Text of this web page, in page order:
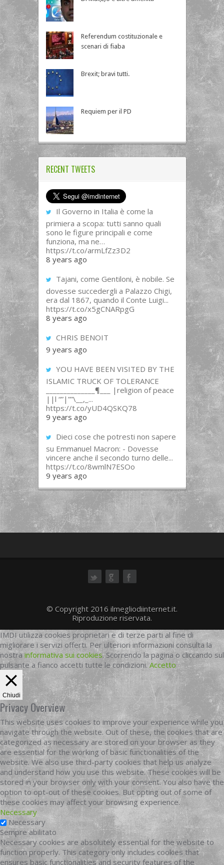
Referendum costituzionale e
scenari di fiaba
Brexit; bravi tutti.
Requiem per il PD
RECENT TWEETS
Il Governo in Italia è come la
primiera a scopa: tutti sanno quali
sono le figure principali e come
funziona, ma ne…
https://t.co/armLfZz3D2
8 years ago
Tajani, come Gentiloni, è nobile. Se
dovesse succedergli a Palazzo Chigi,
era dal 1867, quando il Conte Luigi...
https://t.co/x5gCNARpgG
8 years ago
CHRIS BENOIT
9 years ago
YOU HAVE BEEN VISITED BY THE
ISLAMIC TRUCK OF TOLERANCE
______________¶___ |religion of peace
||l “”|””\__,_...
https://t.co/yUD4QSKQ78
9 years ago
Dieci cose che potresti non sapere
su Emmanuel Macron: - Dovesse
vincere anche il secondo turno delle...
https://t.co/8wmlN7ESOo
9 years ago
© Copyright 2016 ilmegliodiinternet.it.
Riproduzione riservata.
IMDI utilizza cookies proprietari e di terze parti al fine di
migliorare i servizi offerti. Per ulteriori informazioni consulta la
nostrainformativa sui cookies. Scorrendo la pagina o cliccando sul
pulsante a fianco accetti tutte le condizioni.Accetto
Chiudi
Privacy Overview
This website uses cookies to improve your experience while you
navigate through the website. Out of these, the cookies that are
categorized as necessary are stored on your browser as they
are essential for the working of basic functionalities of the
website. We also use third-party cookies that help us analyze
and understand how you use this website. These cookies will be
stored in your browser only with your consent. You also have the
option to opt-out of these cookies. But opting out of some of
these cookies may affect your browsing experience.
Necessary
Necessary
Sempre abilitato
Necessary cookies are absolutely essential for the website to
function properly. This category only includes cookies that
ensures basic functionalities and security features of the